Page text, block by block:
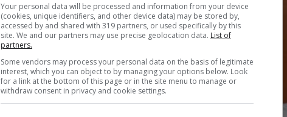
Your personal data will be processed and information from your device
(cookies, unique identifiers, and other device data) may be stored by,
accessed by and shared with 319 partners, or used specifically by this
site. We and our partners may use precise geolocation data. List of
partners.
Some vendors may process your personal data on the basis of legitimate
interest, which you can object to by managing your options below. Look
for a link at the bottom of this page or in the site menu to manage or
withdraw consent in privacy and cookie settings.